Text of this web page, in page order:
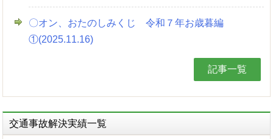
〇オン、おたのしみくじ 令和７年お歳暮編
①(2025.11.16)
記事一覧
交通事故解決実績一覧